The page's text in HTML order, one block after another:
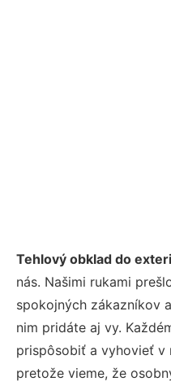
Tehlový obklad do
nás. Našimi rukami
spokojných zákazníkov
nim pridáte aj vy.
prispôsobiť a vyhovieť v
pretože vieme, že